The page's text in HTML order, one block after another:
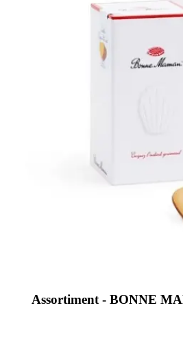
Assortiment - BONNE